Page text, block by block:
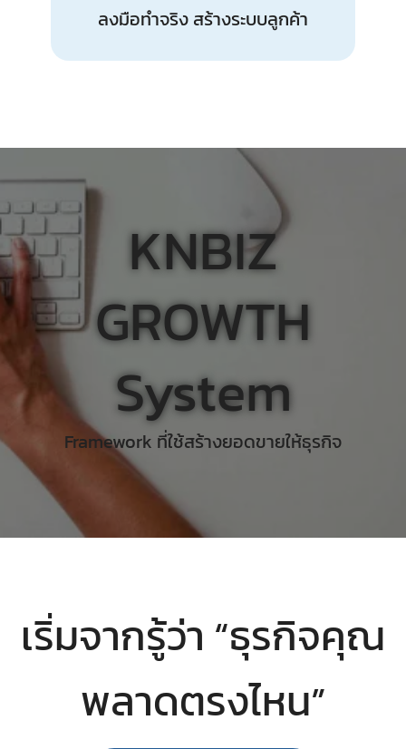
ลงมือทำจริง สร้างระบบลูกค้า
KNBIZ
GROWTH
System
Framework ที่ใช้สร้างยอดขายให้ธุรกิจ
เริ่มจากรู้ว่า “ธุรกิจคุณ
พลาดตรงไหน”